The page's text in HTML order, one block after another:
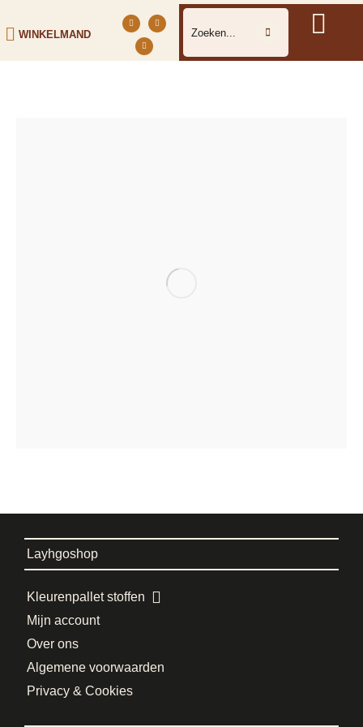
WINKELMAND
Layhgoshop
Kleurenpallet stoffen
Mijn account
Over ons
Algemene voorwaarden
Privacy & Cookies